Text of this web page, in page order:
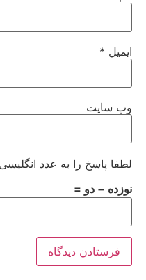
ایمیل *
وب‌ سایت
لطفا پاسخ را به عدد
نوزده − دو =